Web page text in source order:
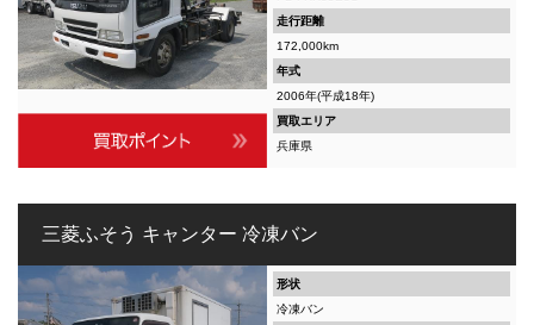
走行距離
172,000km
年式
2006年(平成18年)
買取エリア
兵庫県
三菱ふそう キャンター 冷凍バン
形状
冷凍バン